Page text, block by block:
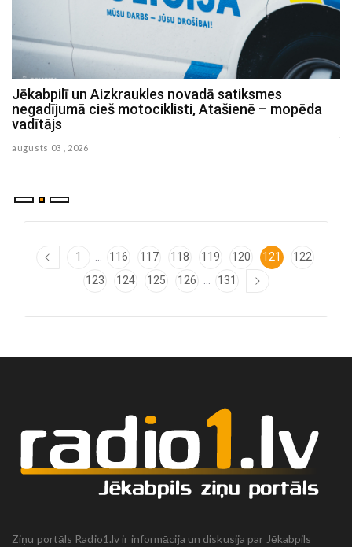
Jēkabpilī un Aizkraukles novadā satiksmes
negadījumā cieš motociklisti, Atašienē – mopēda
vadītājs
augusts 03 , 2026
1 116 117 118 119 120 121
122
123
124 125 126 131
Ziņu portāls Radio1.lv ir informācija un diskusija par Jēkabpils